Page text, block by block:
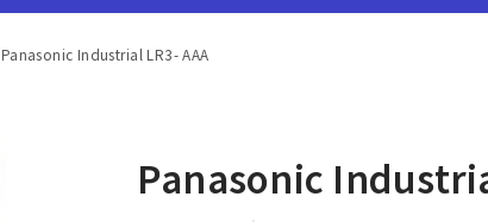
Panasonic Industrial LR3- AAA
Panasonic